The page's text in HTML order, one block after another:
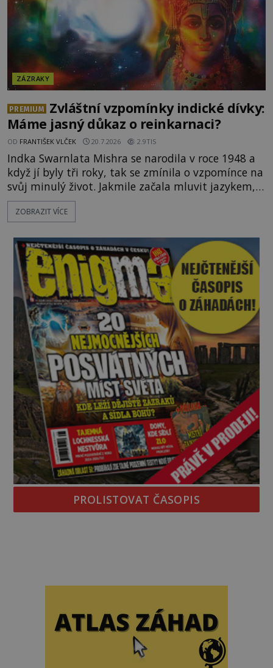
ZÁZRAKY
PREMIUM
Zvláštní vzpomínky indické dívky:
Máme jasný důkaz o reinkarnaci?
OD FRANTIŠEK VLČEK 20.7.2026 2.9TIS
Indka Swarnlata Mishra se narodila v roce 1948 a
když jí byly tři roky, tak se zmínila o vzpomínce na
svůj minulý život. Jakmile začala mluvit jazykem,
který nikdo nezná, začali rodiče její podivné
chování brát vážně. Je snad důkazem reinkarnace?
Na první pohled se zdá, že to bu
ZOBRAZIT VÍCE
PROLISTOVAT ČASOPIS